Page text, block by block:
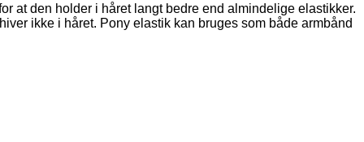
at den holder i håret langt bedre end almindelige elastikker.
ikke i håret. Pony elastik kan bruges som både armbånd